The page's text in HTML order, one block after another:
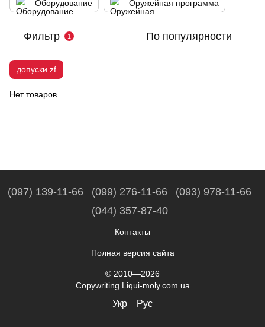
Оборудование Оружейная программа
Фильтр 1 По популярности
допуски zf
Нет товаров
(097) 139-11-66 (099) 276-11-66
(093) 978-11-66
(044) 357-87-40
Контакты
Полная версия сайта
© 2010—2026
Copywriting Liqui-moly.com.ua
Укр Рус